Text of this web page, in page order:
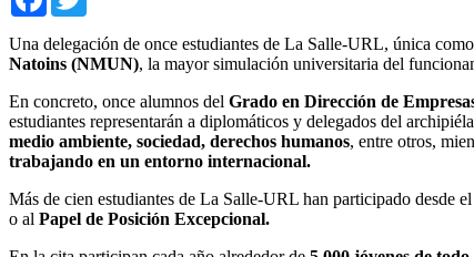
Una delegación de once estudiantes de La Salle-URL, única
Natoins (NMUN), la mayor simulación universitaria del
En concreto, once alumnos del Grado en Dirección de
estudiantes representarán a diplomáticos y delegados del
medio ambiente, sociedad, derechos humanos, entre otros,
trabajando en un entorno internacional.
Más de cien estudiantes de La Salle-URL han participado desde
o al Papel de Posición Excepcional.